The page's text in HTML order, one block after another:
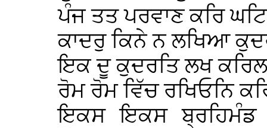
ਪੰਜ ਤਤ ਪਰਵਾਣ ਕਰਿ
ਕਾਦਰੁ ਕਿਨੇ ਨ ਲਖਿਆ
ਇਕ ਦੂ ਕੁਦਰਤਿ ਲਖ
ਰੋਮ ਰੋਮ ਵਿੱਚ ਰਖਿਓਨਿ
ਇਕਸ ਇਕਸ ਬ੍ਰਹਿਮੰਡ